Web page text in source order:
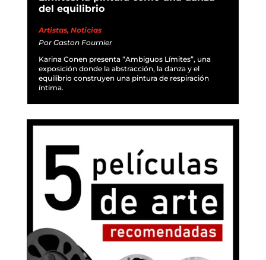
del equilibrio
Artistas, Noticias
Por Gaston Fournier
Karina Conen presenta “Ambiguos Límites”, una
exposición donde la abstracción, la danza y el
equilibrio construyen una pintura de respiración
íntima.